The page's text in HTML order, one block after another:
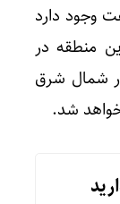
وجود دارد
منطقه در
شمال شرق
شد.